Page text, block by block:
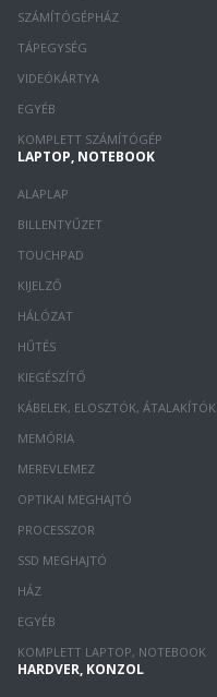
SZÁMÍTÓGÉPHÁZ
TÁPEGYSÉG
VIDEÓKÁRTYA
EGYÉB
KOMPLETT SZÁMÍTÓGÉP
LAPTOP, NOTEBOOK
ALAPLAP
BILLENTYŰZET
TOUCHPAD
KIJELZŐ
HÁLÓZAT
HŰTÉS
KIEGÉSZÍTŐ
KÁBELEK, ELOSZTÓK, ÁTALAKÍTÓK
MEMÓRIA
MEREVLEMEZ
OPTIKAI MEGHAJTÓ
PROCESSZOR
SSD MEGHAJTÓ
HÁZ
EGYÉB
KOMPLETT LAPTOP, NOTEBOOK
HARDVER, KONZOL